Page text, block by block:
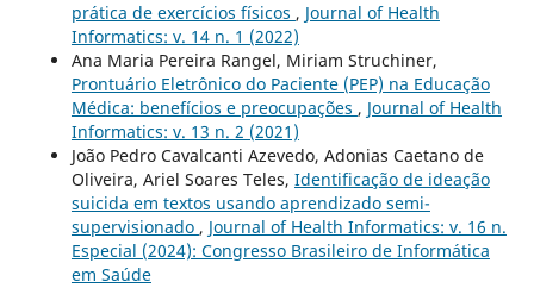
prática de exercícios físicos , Journal of Health
Informatics: v. 14 n. 1 (2022)
Ana Maria Pereira Rangel, Miriam Struchiner,
Prontuário Eletrônico do Paciente (PEP) na Educação
Médica: benefícios e preocupações , Journal of Health
Informatics: v. 13 n. 2 (2021)
João Pedro Cavalcanti Azevedo, Adonias Caetano de
Oliveira, Ariel Soares Teles, Identificação de ideação
suicida em textos usando aprendizado semi-
supervisionado , Journal of Health Informatics: v. 16 n.
Especial (2024): Congresso Brasileiro de Informática
em Saúde